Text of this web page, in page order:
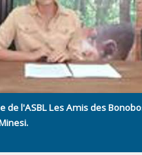
de l'ASBL Les Amis des